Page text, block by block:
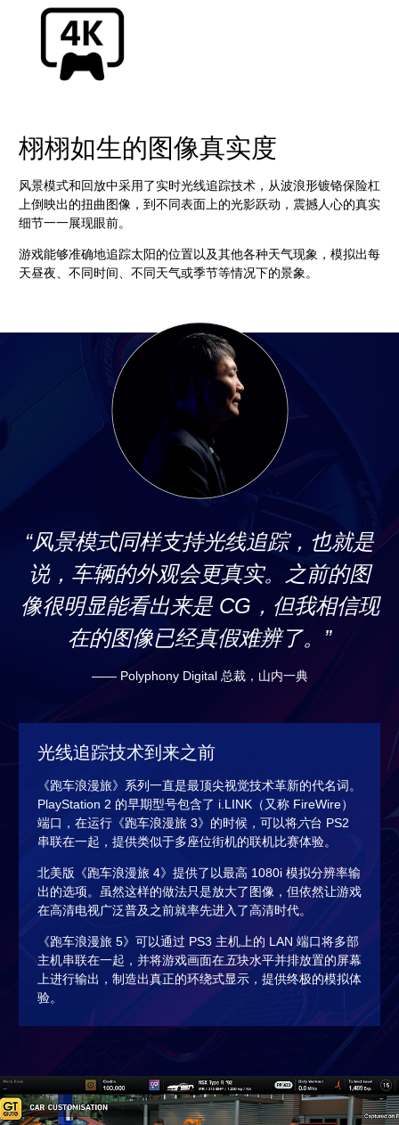
栩栩如生的图像真实度
风景模式和回放中采用了实时光线追踪技术，从波浪形镀铬保险杠
上倒映出的扭曲图像，到不同表面上的光影跃动，震撼人心的真实
细节一一展现眼前。
游戏能够准确地追踪太阳的位置以及其他各种天气现象，模拟出每
天昼夜、不同时间、不同天气或季节等情况下的景象。
“风景模式同样支持光线追踪，也就是
说，车辆的外观会更真实。之前的图
像很明显能看出来是 CG，但我相信现
在的图像已经真假难辨了。”
—— Polyphony Digital 总裁，山内一典
光线追踪技术到来之前
《跑车浪漫旅》系列一直是最顶尖视觉技术革新的代名词。
PlayStation 2 的早期型号包含了 i.LINK（又称 FireWire）
端口，在运行《跑车浪漫旅 3》的时候，可以将六台 PS2
串联在一起，提供类似于多座位街机的联机比赛体验。
北美版《跑车浪漫旅 4》提供了以最高 1080i 模拟分辨率输
出的选项。虽然这样的做法只是放大了图像，但依然让游戏
在高清电视广泛普及之前就率先进入了高清时代。
《跑车浪漫旅 5》可以通过 PS3 主机上的 LAN 端口将多部
主机串联在一起，并将游戏画面在五块水平并排放置的屏幕
上进行输出，制造出真正的环绕式显示，提供终极的模拟体
验。